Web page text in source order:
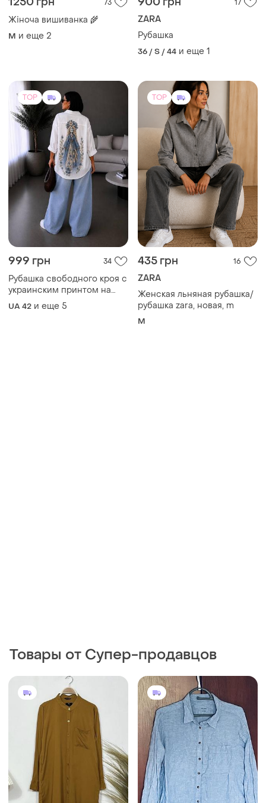
73
Жіноча вишиванка 🌾
M и еще 2
17
ZARA
Рубашка
36 / S / 44 и еще 1
TOP
999 грн 34
Рубашка свободного кроя с
украинским принтом на
спинке
UA 42 и еще 5
TOP
435 грн 16
ZARA
Женская льняная рубашка/
рубашка zara, новая, m
M
Товары от Супер-продавцов